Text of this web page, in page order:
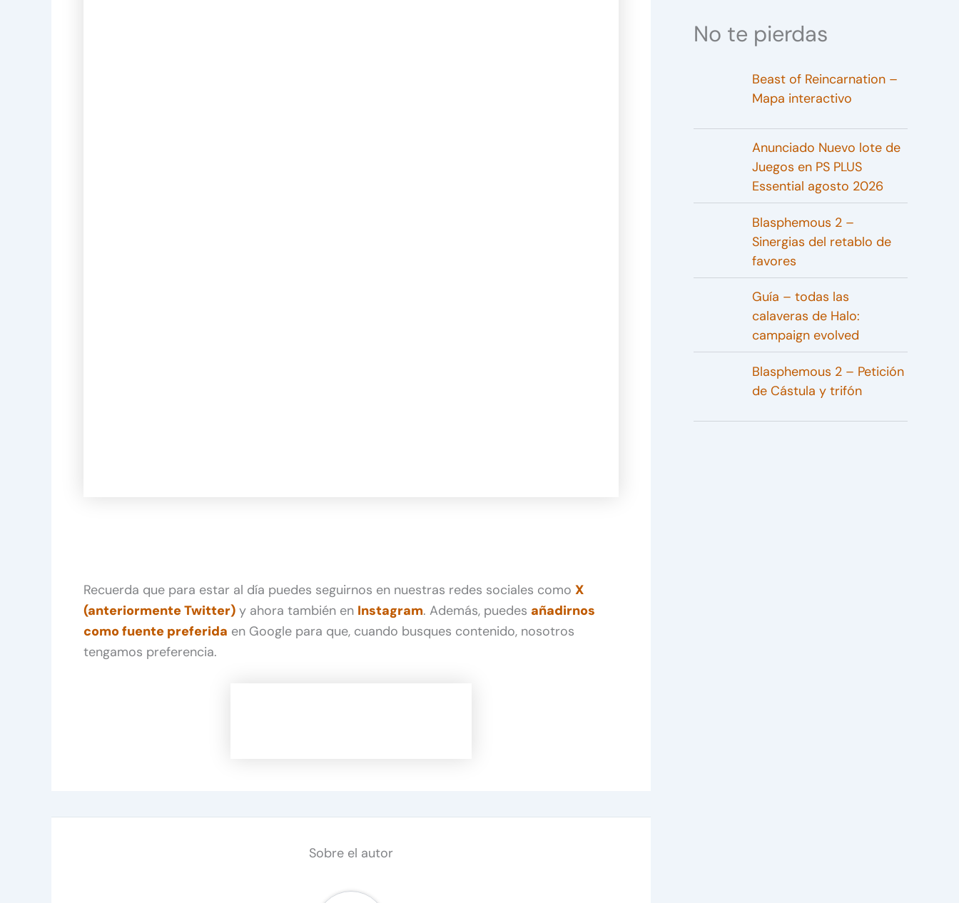
Recuerda que para estar al día puedes seguirnos en nuestras redes sociales como X
(anteriormente Twitter) y ahora también en Instagram. Además, puedes añadirnos
como fuente preferida en Google para que, cuando busques contenido, nosotros
tengamos preferencia.
Sobre el autor
No te pierdas
Beast of Reincarnation –
Mapa interactivo
Anunciado Nuevo lote de
Juegos en PS PLUS
Essential agosto 2026
Blasphemous 2 –
Sinergias del retablo de
favores
Guía – todas las
calaveras de Halo:
campaign evolved
Blasphemous 2 – Petición
de Cástula y trifón